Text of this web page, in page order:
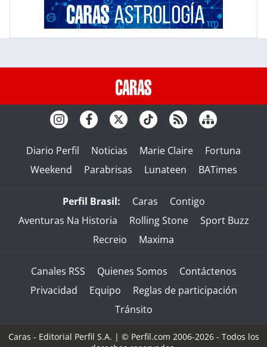
Diario Perfil Noticias Marie Claire
Fortuna
Weekend
Parabrisas Lunateen BATimes
Perfil Brasil: Caras
Contigo
Aventuras Na Historia
Rolling Stone
Sport Buzz
Recreio
Maxima
Canales RSS Quienes Somos
Contáctenos
Privacidad
Equipo
Reglas de participación
Tránsito
Caras - Editorial Perfil S.A. | © Perfil.com 2006-2026 - Todos los